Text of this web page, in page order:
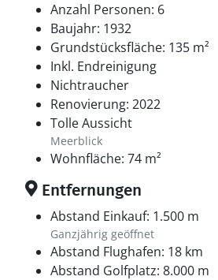
übersetzen. Im Stadtzentrum
und schöne Restaurants zum
ein. Djursland besticht mit
Erlebnismöglichkeiten für jeden
gleich, ob Ihr euch für Kultur,
ausgedehnte Shoppingbummel
für Vergnügungsparks und
Anzahl Personen: 6
Baujahr: 1932
Grundstücksfläche: 135 m²
Inkl. Endreinigung
Nichtraucher
Renovierung: 2022
Tolle Aussicht
Meerblick
Wohnfläche: 74 m²
Entfernungen
Abstand Einkauf: 1.500 m
Ganzjährig geöffnet
Abstand Flughafen: 18 km
Abstand Golfplatz: 8.000 m